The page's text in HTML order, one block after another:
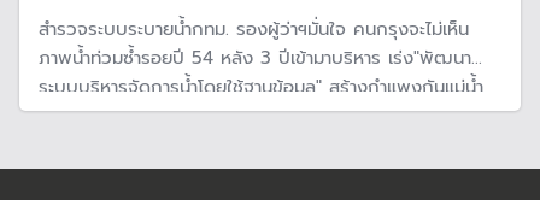
สำรวจระบบระบายน้ำกทม. รองผู้ว่าฯมั่นใจ คนกรุงจะไม่เห็น
ภาพน้ำท่วมซ้ำรอยปี 54 หลัง 3 ปีเข้ามาบริหาร เร่ง"พัฒนา
ระบบบริหารจัดการน้ำโดยใช้ฐานข้อมูล" สร้างกำแพงกันแม่น้ำ
เจ้าพระยา 88 กิโลเมตร ปิดจุดเสี่ยงน้ำท่วม 737 จุด ติด
ล่วงหน้า 3 ชั่วโมง